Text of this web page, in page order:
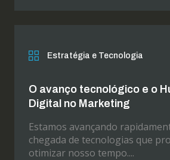
Estratégia e Tecnologia
O avanço tecnológico e o
Digital no Marketing
Estamos avançando
chegada de tecnologias que
otimizar nosso tempo....